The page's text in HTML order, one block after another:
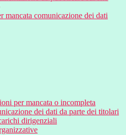
mancata comunicazione dei dati
per mancata o incompleta
dei dati da parte dei titolari
dirigenziali